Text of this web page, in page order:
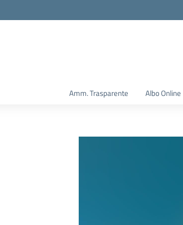
Amm. Trasparente Albo Online